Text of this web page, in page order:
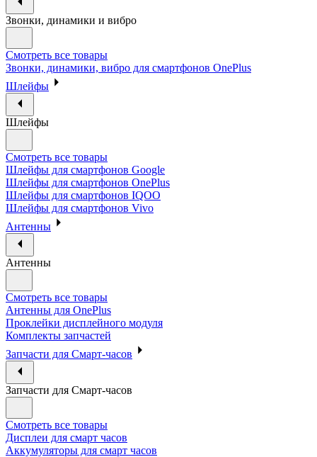
Звонки, динамики и вибро
Смотреть все товары
Звонки, динамики, вибро для смартфонов OnePlus
Шлейфы
Шлейфы
Смотреть все товары
Шлейфы для смартфонов Google
Шлейфы для смартфонов OnePlus
Шлейфы для смартфонов IQOO
Шлейфы для смартфонов Vivo
Антенны
Антенны
Смотреть все товары
Антенны для OnePlus
Проклейки дисплейного модуля
Комплекты запчастей
Запчасти для Смарт-часов
Запчасти для Смарт-часов
Смотреть все товары
Дисплеи для смарт часов
Аккумуляторы для смарт часов